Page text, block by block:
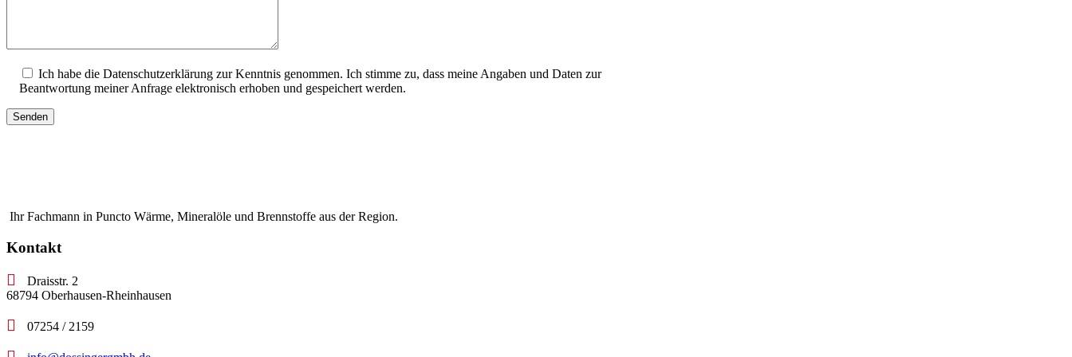
Ich habe die Datenschutzerklärung zur Kenntnis genommen. Ich stimme zu, dass meine Angaben und Daten zur
Beantwortung meiner Anfrage elektronisch erhoben und gespeichert werden.
Ihr Fachmann in Puncto Wärme, Mineralöle und Brennstoffe aus der Region.
Kontakt
Draisstr. 2
68794 Oberhausen-Rheinhausen
07254 / 2159